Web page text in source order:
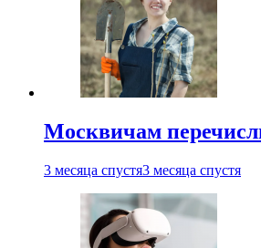
Москвичам
3 месяца спустя3 месяца спустя